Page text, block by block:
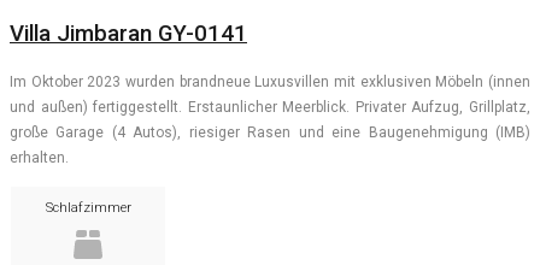
Villa Jimbaran GY-0141
Im Oktober 2023 wurden brandneue Luxusvillen mit exklusiven Möbeln (innen
und außen) fertiggestellt. Erstaunlicher Meerblick. Privater Aufzug, Grillplatz,
große Garage (4 Autos), riesiger Rasen und eine Baugenehmigung (IMB)
erhalten.
Schlafzimmer